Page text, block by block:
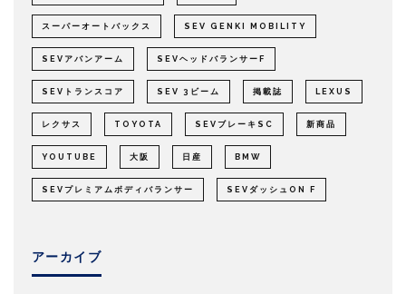
スーパーオートバックス SEV GENKI MOBILITY
SEVアバンアーム SEVヘッドバランサーF
SEVトランスコア SEV 3ビーム 掲載誌 LEXUS
レクサス TOYOTA SEVブレーキSC 新商品
YOUTUBE 大阪 日産 BMW
SEVプレミアムボディバランサー SEVダッシュON F
アーカイブ